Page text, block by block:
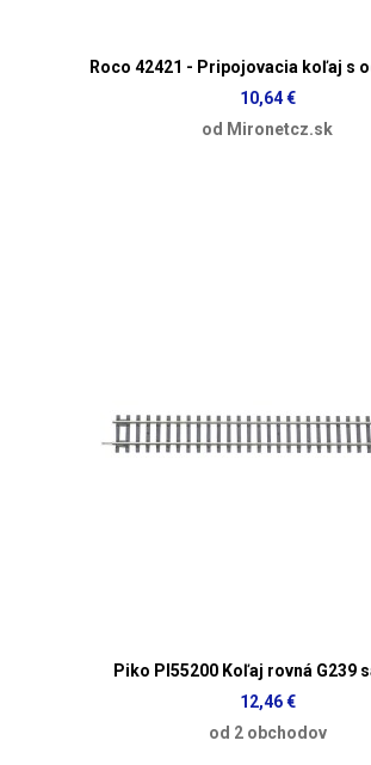
Roco 42421 - Pripojovacia koľaj s
10,64 €
od Mironetcz.sk
Piko PI55200 Koľaj rovná G239
12,46 €
od 2 obchodov